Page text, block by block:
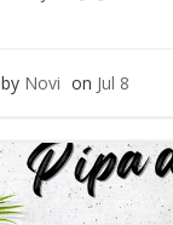
by Novi on Jul 8